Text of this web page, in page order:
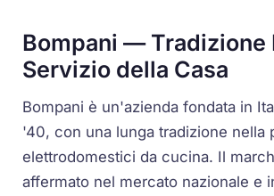
Bompani — Tradizione
Servizio della Casa
Bompani è un'azienda fondata in
'40, con una lunga tradizione nella
elettrodomestici da cucina. Il
affermato nel mercato nazionale e